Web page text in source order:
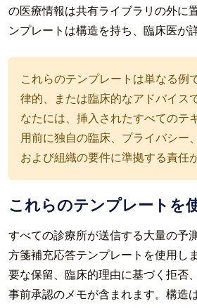
の医療情報は共有ライブラリの外
ンプレートは構造を持ち、臨床医が
これらのテンプレートは単なる例
律的、または臨床的なアドバイス
なたには、挿入されたすべてのテ
用前に独自の臨床、プライバシー
および組織の要件に準拠する責任
これらのテンプレートを
すべての診療所が送信する大量の予
方箋補充応答テンプレートを使用し
要な保留、臨床的理由に基づく拒否
事前承認のメモが含まれます。構造